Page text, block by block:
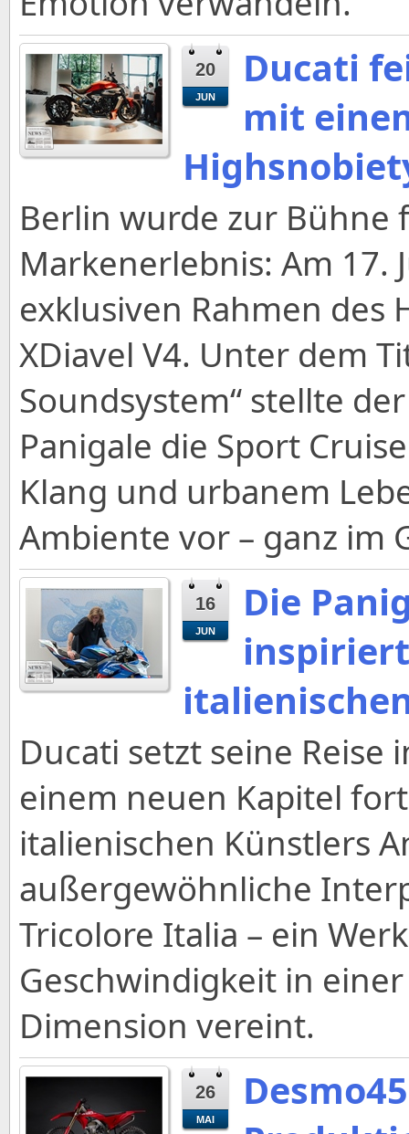
20
JUN
Ducati
mit
Berlin wurde zur
Markenerlebnis: Am 17.
exklusiven Rahmen des
XDiavel V4. Unter dem
Soundsystem“ stellte
Panigale die Sport
Klang und urbanem
Ambiente vor – ganz im
16
JUN
Die
Ducati setzt seine Reise
einem neuen Kapitel
italienischen Künstlers
außergewöhnliche
Tricolore Italia – ein
Geschwindigkeit in
Dimension vereint.
26
MAI